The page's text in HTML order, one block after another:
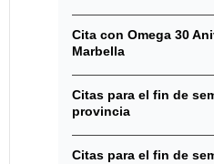
Cita con Omega 30
Marbella
Citas para el fin de
provincia
Citas para el fin de